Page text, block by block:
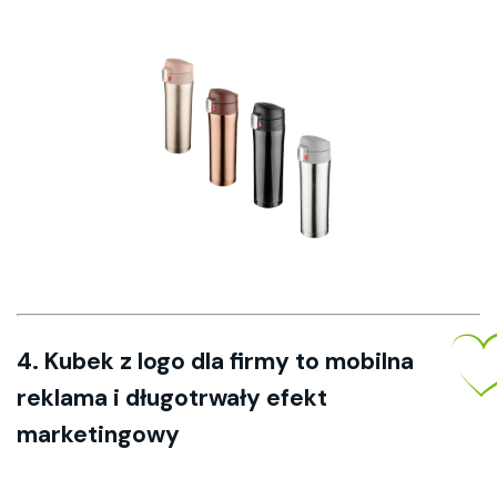
4. Kubek z logo dla firmy to mobilna
reklama i długotrwały efekt
marketingowy